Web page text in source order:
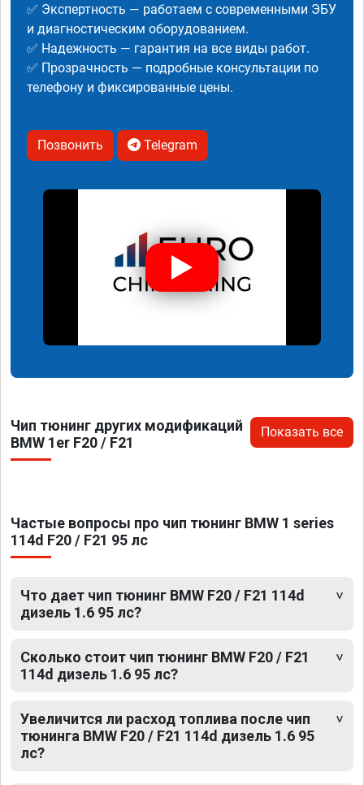
✅ Экспертность — работаем с современными ЭБУ
и диагностическим оборудованием.
✅ Надежность — гарантия на все виды работ.
✅ Прозрачность — подробные консультации по
телефону и фиксированные цены.
Позвонить Telegram
Чип тюнинг других модификаций
BMW 1er F20 / F21
Показать все
Частые вопросы про чип тюнинг BMW 1 series
114d F20 / F21 95 лс
Что дает чип тюнинг BMW F20 / F21 114d
дизель 1.6 95 лс?
Сколько стоит чип тюнинг BMW F20 / F21
114d дизель 1.6 95 лс?
Увеличится ли расход топлива после чип
тюнинга BMW F20 / F21 114d дизель 1.6 95
лс?